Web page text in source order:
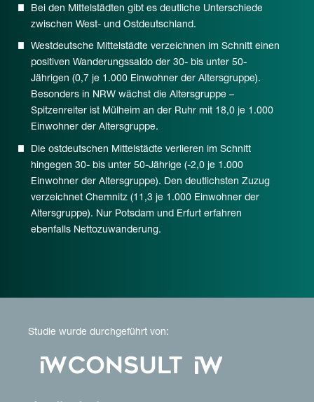
Bei den Mittelstädten gibt es deutliche Unterschiede
zwischen West- und Ostdeutschland.
Westdeutsche Mittelstädte verzeichnen im Schnitt einen
positiven Wanderungssaldo der 30- bis unter 50-
Jährigen (0,7 je 1.000 Einwohner der Altersgruppe).
Besonders in NRW wächst die Altersgruppe –
Spitzenreiter ist Mülheim an der Ruhr mit 18,0 je 1.000
Einwohner der Altersgruppe.
Die ostdeutschen Mittelstädte verlieren im Schnitt
hingegen 30- bis unter 50-Jährige (-2,0 je 1.000
Einwohner der Altersgruppe). Den deutlichsten Zuzug
verzeichnet Chemnitz (11,3 je 1.000 Einwohner der
Altersgruppe). Nur Potsdam und Erfurt erfahren
ebenfalls Nettozuwanderung.
Studie wurde durchgeführt von: